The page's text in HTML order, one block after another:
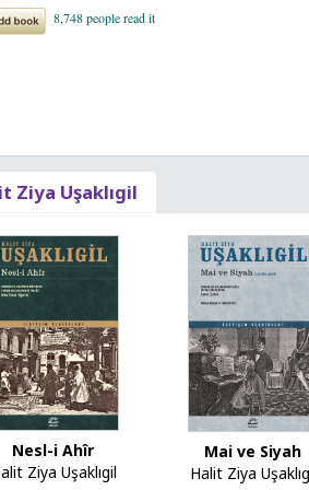
Ziya Uşaklıgil
Nesl-i Ahîr
Ziya Uşaklıgil
Mai ve Siyah
Halit Ziya